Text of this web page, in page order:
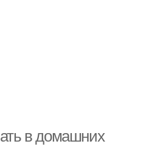
в домашних